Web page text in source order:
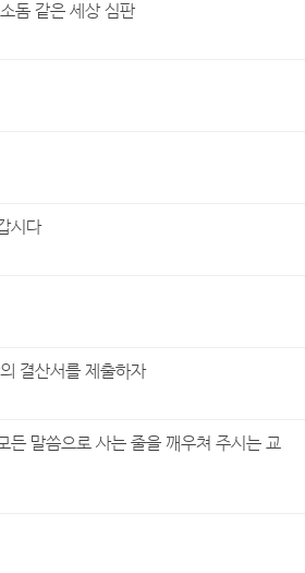
돔 같은 세상 심판
시다
결산서를 제출하자
든 말씀으로 사는 줄을 깨우쳐 주시는 교